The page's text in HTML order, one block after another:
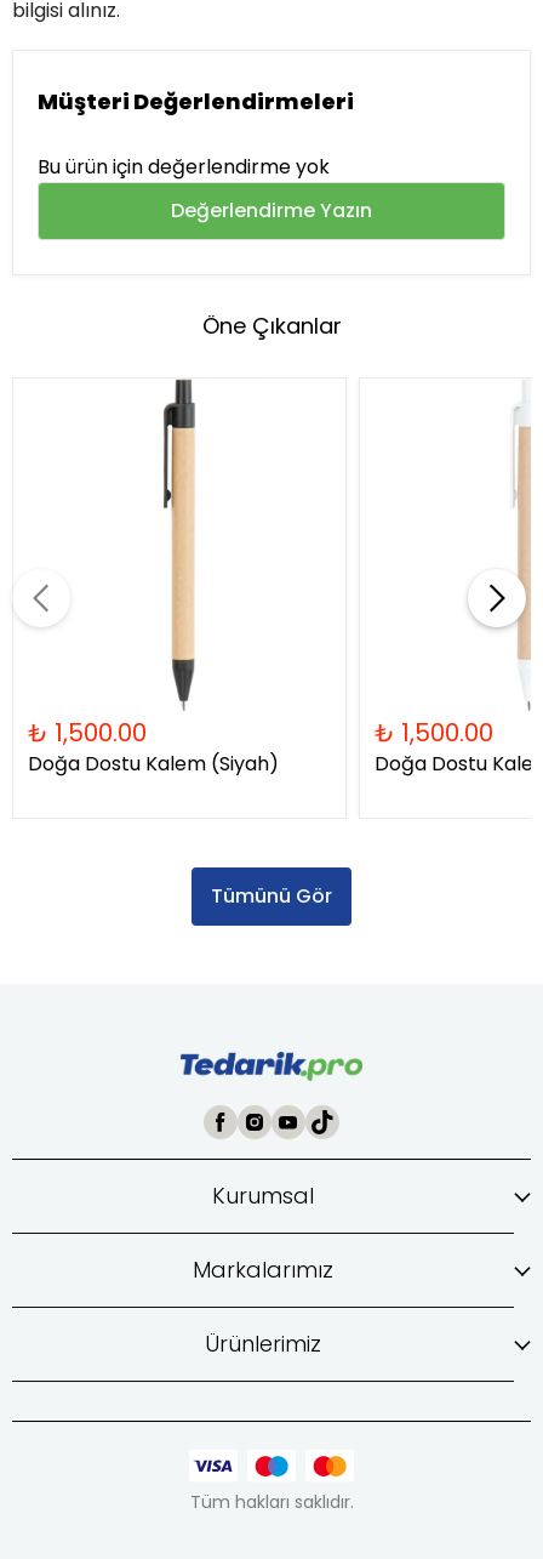
bilgisi alınız.
Müşteri Değerlendirmeleri
Bu ürün için değerlendirme yok
Değerlendirme Yazın
Öne Çıkanlar
₺ 1,500.00
Doğa Dostu Kalem (Siyah)
₺ 1,500.00
Doğa Dostu
Tümünü Gör
Kurumsal
Markalarımız
Ürünlerimiz
Tüm hakları saklıdır.